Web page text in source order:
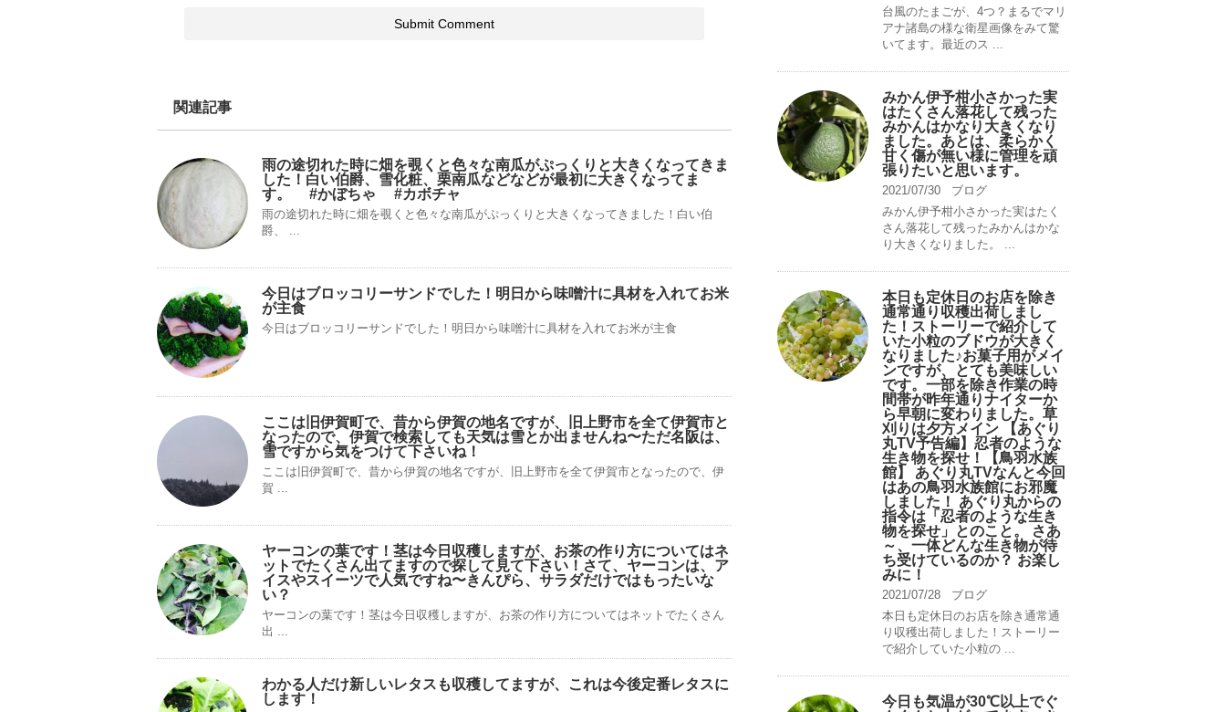
関連記事
雨の途切れた時に畑を覗くと色々な南瓜がぷっくりと大きくなってきま
した！白い伯爵、雪化粧、栗南瓜などなどが最初に大きくなってま
す。 #かぼちゃ #カボチャ
雨の途切れた時に畑を覗くと色々な南瓜がぷっくりと大きくなってきました！白い伯
爵、 ...
今日はブロッコリーサンドでした！明日から味噌汁に具材を入れてお米
が主食
今日はブロッコリーサンドでした！明日から味噌汁に具材を入れてお米が主食
ここは旧伊賀町で、昔から伊賀の地名ですが、旧上野市を全て伊賀市と
なったので、伊賀で検索しても天気は雪とか出ませんね〜ただ名阪は、
雪ですから気をつけて下さいね！
ここは旧伊賀町で、昔から伊賀の地名ですが、旧上野市を全て伊賀市となったので、伊
賀 ...
ヤーコンの葉です！茎は今日収穫しますが、お茶の作り方についてはネ
ットでたくさん出てますので探して見て下さい！さて、ヤーコンは、ア
イスやスイーツで人気ですね〜きんぴら、サラダだけではもったいな
い？
ヤーコンの葉です！茎は今日収穫しますが、お茶の作り方についてはネットでたくさん
出 ...
わかる人だけ新しいレタスも収穫してますが、これは今後定番レタスに
します！
台風のたまごが、4つ？まるでマリ
アナ諸島の様な衛星画像をみて驚
いてます。最近のス ...
みかん伊予柑小さかった実
はたくさん落花して残った
みかんはかなり大きくなり
ました。あとは、柔らかく
甘く傷が無い様に管理を頑
張りたいと思います。
2021/07/30
ブログ
みかん伊予柑小さかった実はたく
さん落花して残ったみかんはかな
り大きくなりました。 ...
本日も定休日のお店を除き
通常通り収穫出荷しまし
た！ストーリーで紹介して
いた小粒のブドウが大きく
なりました♪お菓子用がメイ
ンですが、とても美味しい
です。一部を除き作業の時
間帯が昨年通りナイターか
ら早朝に変わりました。草
刈りは夕方メイン 【あぐり
丸TV予告編】忍者のような
生き物を探せ！【鳥羽水族
館】 あぐり丸TVなんと今回
はあの鳥羽水族館にお邪魔
しました！ あぐり丸からの
指令は「忍者のような生き
物を探せ」とのこと。 さあ
～、一体どんな生き物が待
ち受けているのか？ お楽し
みに！
2021/07/28
ブログ
本日も定休日のお店を除き通常通
り収穫出荷しました！ストーリー
で紹介していた小粒の ...
今日も気温が30℃以上でぐ